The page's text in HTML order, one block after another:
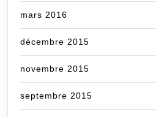
mars 2016
décembre 2015
novembre 2015
septembre 2015